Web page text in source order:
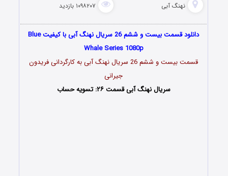
نهنگ آبی ۱۰۹۸۲۰۷ بازدید
دانلود قسمت بیست و ششم 26 سریال نهنگ آبی با کیفیت Blue
Whale Series 1080p
قسمت بیست و ششم 26 سریال نهنگ آبی به کارگردانی فریدون
جیرانی
سریال نهنگ آبی قسمت ۲۶: تسویه حساب